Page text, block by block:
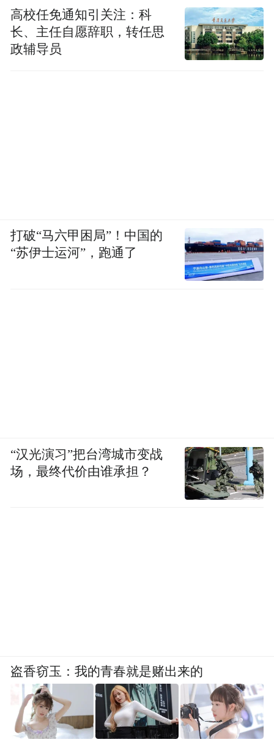
高校任免通知引关注：科
长、主任自愿辞职，转任思
政辅导员
打破“马六甲困局”！中国的
“苏伊士运河”，跑通了
“汉光演习”把台湾城市变战
场，最终代价由谁承担？
盗香窃玉：我的青春就是赌出来的